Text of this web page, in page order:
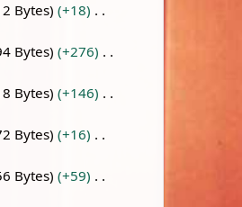
Bytes
+18
Bytes
+276
Bytes
+146
Bytes
+16
Bytes
+59